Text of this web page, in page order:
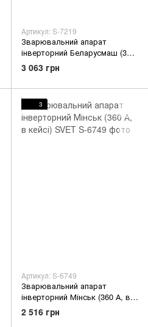
Артикул: S-7219
Зварювальний апарат
інверторний Беларусмаш (370
A, з електронним табло)
SVET
3 063 грн
3
Артикул: S-6749
Зварювальний апарат
інверторний Мінськ (360 А, в
кейсі) SVET
2 516 грн